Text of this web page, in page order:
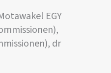
EGY
dr